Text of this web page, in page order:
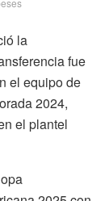
la
fue
el equipo de
2024,
el plantel